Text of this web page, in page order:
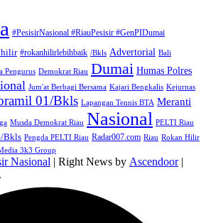
#PesisirNasional #RiauPesisir #GenPIDumai
#rokanhilirlebihbaik /Bkls Advertorial Bali
Pengurus Demokrat Riau Dumai Humas Polres
Jum'at Berbagi Bersama Kajari Bengkalis Kejurnas
01/Bkls Lapangan Tennis BTA Meranti
Musda Demokrat Riau Nasional PELTI Riau
Bkls Pengda PELTI Riau Radar007.com Riau Rokan Hilir
3k3 Group
Nasional | Right News by Ascendoor|
.